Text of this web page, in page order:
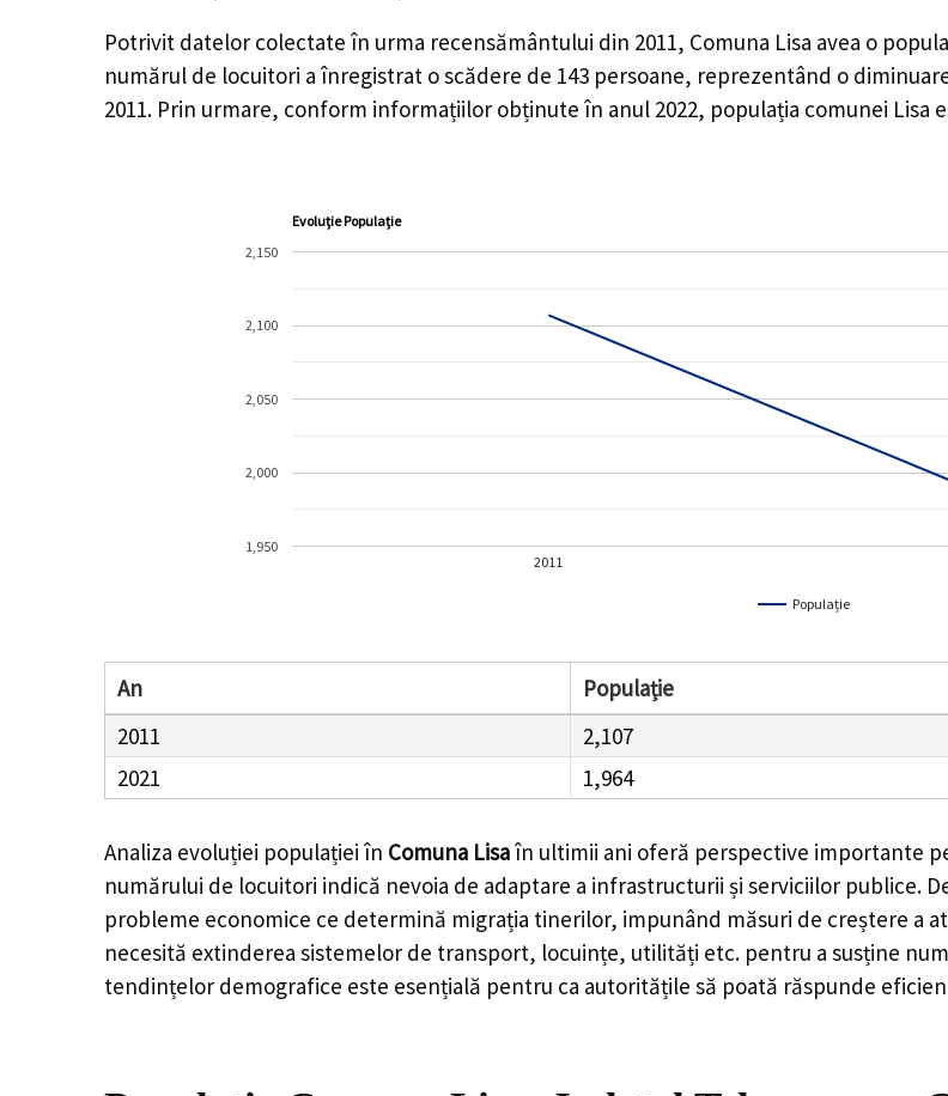
Potrivit datelor colectate în urma recensământului din 2011, Comuna Lisa avea o
numărul de locuitori a înregistrat oscădere de 143 persoane, reprezentând o
2011. Prin urmare, conform informațiilor obținute în anul 2022, populația comunei Lisa
Evoluție Populație
Populație
2011
1,950
2,000
2,050
2,100
2,150
An Populație
2011
2,107
2021
1,964
Analiza evoluției populației în Comuna Lisaîn ultimii ani oferă perspective importante
numărului de locuitori indică nevoia de adaptare a infrastructurii și serviciilor publice.
probleme economice ce determină migrația tinerilor, impunând măsuri de creștere a
necesită extinderea sistemelor de transport, locuințe, utilități etc. pentru a susține
tendințelor demografice este esențială pentru ca autoritățile să poată răspunde